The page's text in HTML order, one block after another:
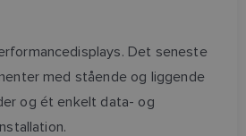
Det seneste
med stående og liggende
og ét enkelt data- og